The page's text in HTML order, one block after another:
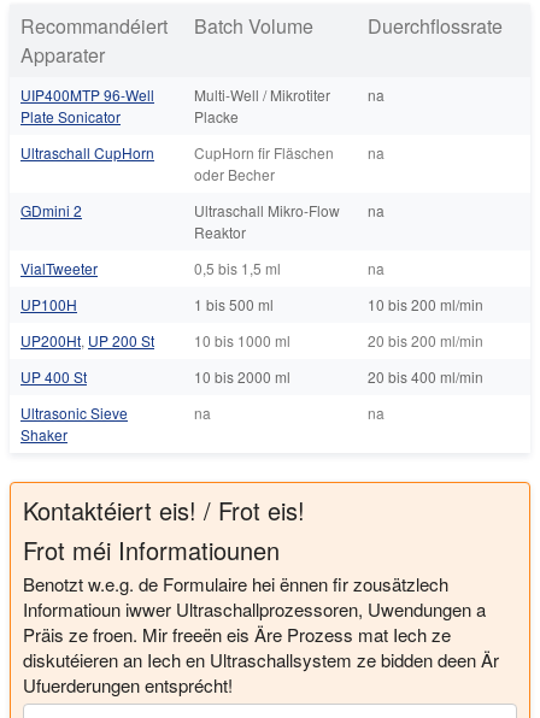
Recommandéiert
Apparater
Batch Volume Duerchflossrate
UIP400MTP 96-Well
Plate Sonicator
Multi-Well / Mikrotiter
Placke
na
Ultraschall CupHorn
CupHorn fir Fläschen
oder Becher
na
GDmini 2
Ultraschall Mikro-Flow
Reaktor
na
VialTweeter 0,5 bis 1,5 ml
na
UP100H
1 bis 500 ml
10 bis 200 ml/min
UP200Ht, UP 200 St 10 bis 1000 ml
20 bis 200 ml/min
UP 400 St
10 bis 2000 ml
20 bis 400 ml/min
Ultrasonic Sieve
Shaker
na na
Kontaktéiert eis! / Frot eis!
Frot méi Informatiounen
Benotzt w.e.g. de Formulaire hei ënnen fir zousätzlech
Informatioun iwwer Ultraschallprozessoren, Uwendungen a
Präis ze froen. Mir freeën eis Äre Prozess mat Iech ze
diskutéieren an Iech en Ultraschallsystem ze bidden deen Är
Ufuerderungen entsprécht!